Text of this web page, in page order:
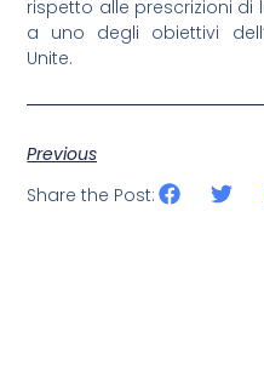
rispetto alle prescrizioni
a uno degli obiettivi
Unite.
Previous
Share the Post: